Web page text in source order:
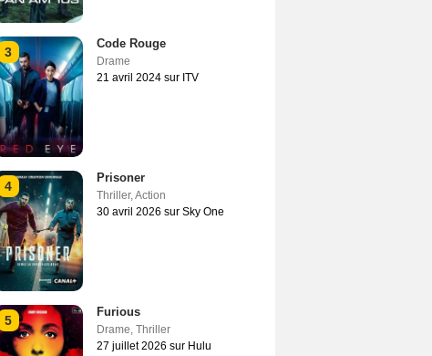
3
Code Rouge
Drame
21 avril 2024 sur ITV
4
Prisoner
Thriller,Action
30 avril 2026 sur Sky One
5
Furious
Drame, Thriller
27 juillet 2026 sur Hulu